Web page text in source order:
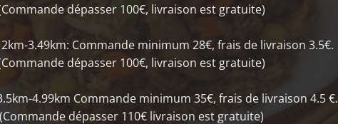
dépasser 100€, livraison est gratuite)
3.49km: Commande minimum 28€, frais de livraison 3.5€.
dépasser 100€, livraison est gratuite)
4.99km Commande minimum 35€, frais de livraison 4.5 €.
(Commande dépasser 110€ livraison est gratuite)